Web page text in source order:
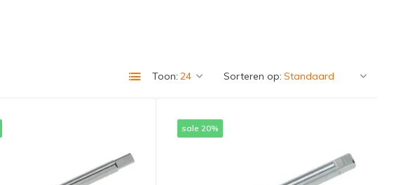
Toon: Sorteren op:
sale 20%